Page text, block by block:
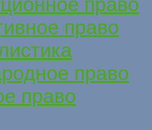
право
право
право